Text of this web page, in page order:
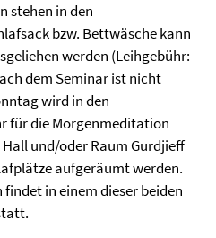
stehen in den
bzw. Bettwäsche kann
werden (Leihgebühr:
dem Seminar ist nicht
wird in den
für die Morgenmeditation
und/oder Raum Gurdjieff
aufgeräumt werden.
in einem dieser beiden